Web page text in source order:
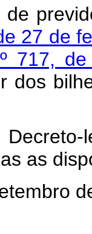
de
27 de
717,
dos
lei
as
de